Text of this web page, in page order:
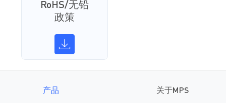
RoHS/无铅
政策
产品 关于MPS